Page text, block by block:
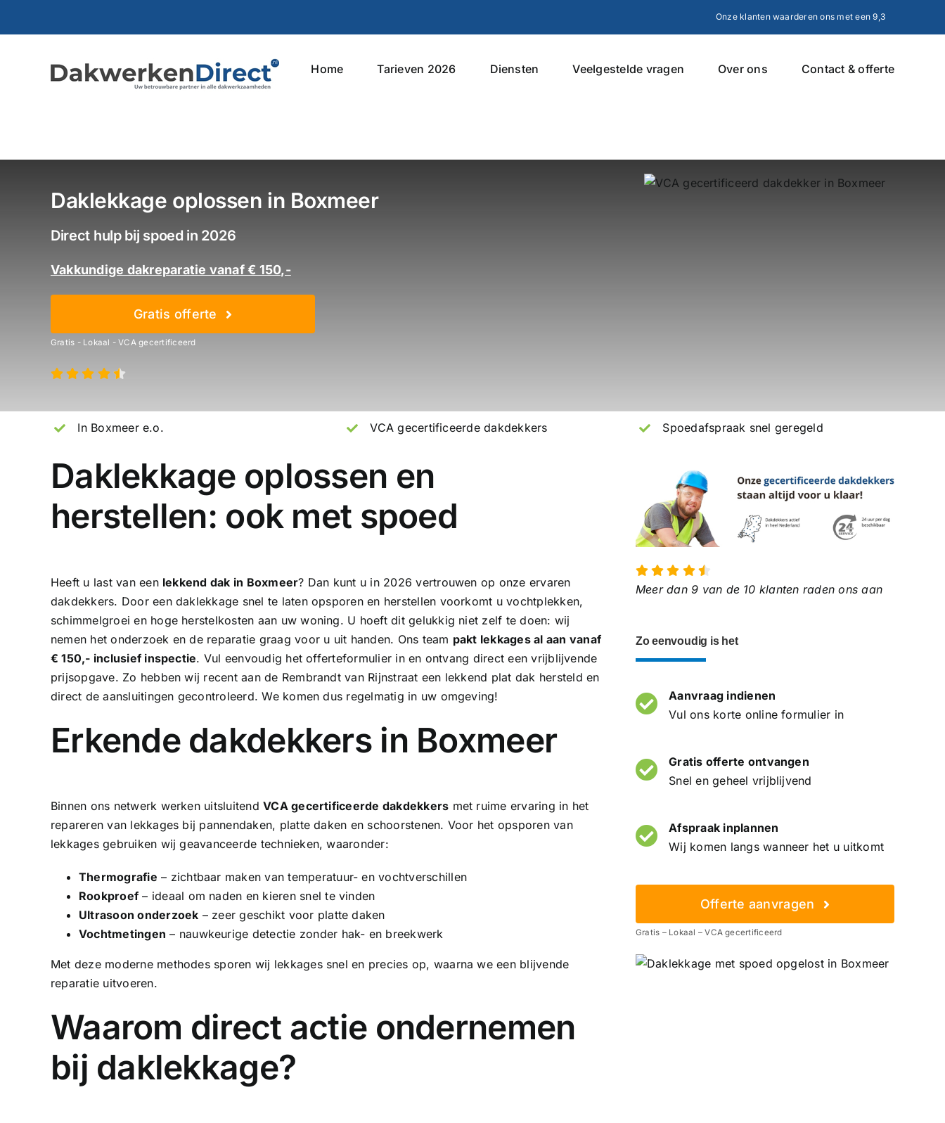
Onze klanten waarderen ons met een 9,3
Home Tarieven 2026 Diensten Veelgestelde vragen Over ons Contact & offerte
Daklekkage oplossen in Boxmeer
Direct hulp bij spoed in 2026
Vakkundige dakreparatie vanaf € 150,-
Gratis offerte
Gratis - Lokaal - VCA gecertificeerd
In Boxmeer e.o. VCA gecertificeerde dakdekkers Spoedafspraak snel geregeld
Daklekkage oplossen en
herstellen: ook met spoed
Heeft u last van een lekkend dak in Boxmeer? Dan kunt u in 2026 vertrouwen op onze ervaren
dakdekkers. Door een daklekkage snel te laten opsporen en herstellen voorkomt u vochtplekken,
schimmelgroei en hoge herstelkosten aan uw woning. U hoeft dit gelukkig niet zelf te doen: wij
nemen het onderzoek en de reparatie graag voor u uit handen. Ons team pakt lekkages al aan vanaf
€ 150,- inclusief inspectie. Vul eenvoudig het offerteformulier in en ontvang direct een vrijblijvende
prijsopgave. Zo hebben wij recent aan de Rembrandt van Rijnstraat een lekkend plat dak hersteld en
direct de aansluitingen gecontroleerd. We komen dus regelmatig in uw omgeving!
Erkende dakdekkers in Boxmeer
Binnen ons netwerk werken uitsluitendVCA gecertificeerde dakdekkers met ruime ervaring in het
repareren van lekkages bij pannendaken, platte daken en schoorstenen. Voor het opsporen van
lekkages gebruiken wij geavanceerde technieken, waaronder:
Thermografie – zichtbaar maken van temperatuur- en vochtverschillen
Rookproef– ideaal om naden en kieren snel te vinden
Ultrasoon onderzoek – zeer geschikt voor platte daken
Vochtmetingen – nauwkeurige detectie zonder hak- en breekwerk
Met deze moderne methodes sporen wij lekkages snel en precies op, waarna we een blijvende
reparatie uitvoeren.
Waarom direct actie ondernemen
bij daklekkage?
Meer dan 9 van de 10 klanten raden ons aan
Zo eenvoudig is het
Aanvraag indienen
Vul ons korte online formulier in
Gratis offerte ontvangen
Snel en geheel vrijblijvend
Afspraak inplannen
Wij komen langs wanneer het u uitkomt
Offerte aanvragen
Gratis – Lokaal – VCA gecertificeerd